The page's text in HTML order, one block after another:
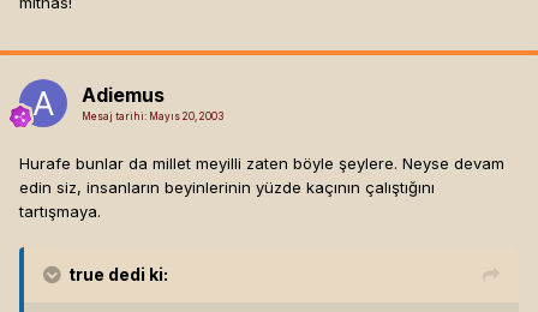
Adiemus
Mesaj tarihi: Mayıs 20, 2003
Hurafe bunlar da millet meyilli zaten böyle şeylere. Neyse devam
edin siz, insanların beyinlerinin yüzde kaçının çalıştığını
tartışmaya.
true dedi ki: